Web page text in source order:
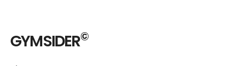
GYMSIDER©